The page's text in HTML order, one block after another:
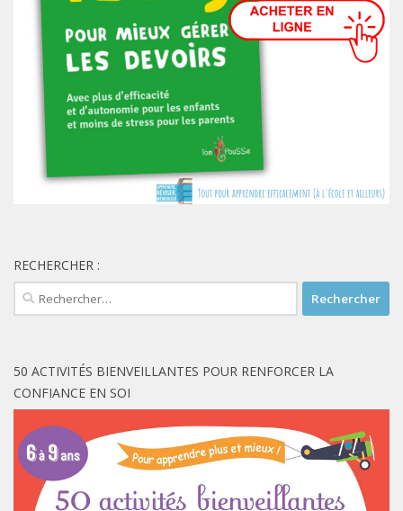
RECHERCHER :
Rechercher :
50 ACTIVITÉS BIENVEILLANTES POUR RENFORCER LA
CONFIANCE EN SOI